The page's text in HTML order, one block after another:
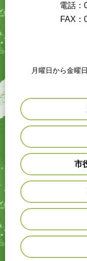
電話：
FAX：
月曜日から金曜
市